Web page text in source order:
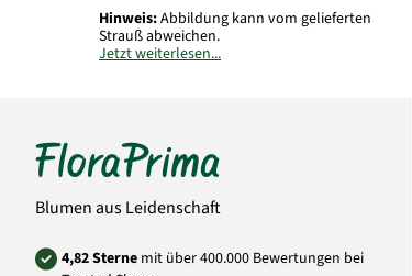
Hinweis:Abbildung kann vom gelieferten
Strauß abweichen.
Jetzt weiterlesen...
Blumen aus Leidenschaft
4,82 Sterne mit über 400.000 Bewertungen bei